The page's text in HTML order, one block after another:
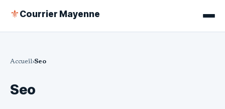
⚜Courrier Mayenne
Accueil Seo
Seo